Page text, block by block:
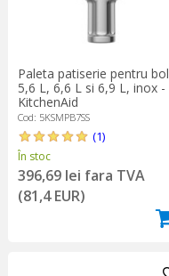
Paleta patiserie pentru bol
5,6 L, 6,6 L si 6,9 L, inox -
KitchenAid
Cod: 5KSMPB7SS
(1)
În stoc
396,69 lei fara TVA
(81,4 EUR)